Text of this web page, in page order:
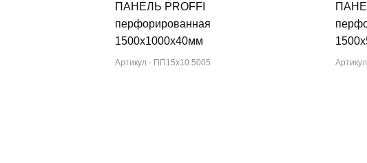
ПАНЕЛЬ PROFFI
перфорированная
1500х1000х40мм
Артикул - ПП15х10.5005